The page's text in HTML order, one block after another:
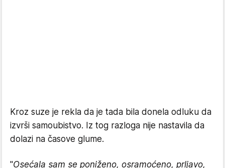
Kroz suze je rekla da je tada bila donela odluku da
izvrši samoubistvo. Iz tog razloga nije nastavila da
dolazi na časove glume.
"Osećala sam se poniženo, osramoćeno, prljavo,